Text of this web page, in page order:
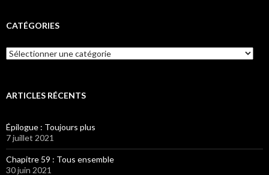
CATÉGORIES
Catégories
ARTICLES RÉCENTS
Épilogue : Toujours plus
7 juillet 2021
Chapitre 59 : Tous ensemble
30 juin 2021